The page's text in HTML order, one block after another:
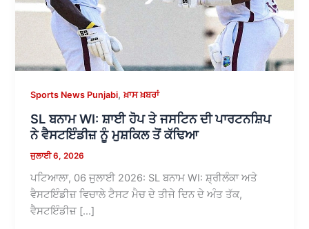
Sports News Punjabi,ਖ਼ਾਸ ਖ਼ਬਰਾਂ
SL ਬਨਾਮ WI: ਸ਼ਾਈ ਹੋਪ ਤੇ ਜਸਟਿਨ ਦੀ ਪਾਰਟਨਸ਼ਿਪ
ਨੇ ਵੈਸਟਇੰਡੀਜ਼ ਨੂੰ ਮੁਸ਼ਕਿਲ ਤੋਂ ਕੱਢਿਆ
ਜੁਲਾਈ 6, 2026
ਪਟਿਆਲਾ, 06 ਜੁਲਾਈ 2026: SL ਬਨਾਮ WI: ਸ਼੍ਰੀਲੰਕਾ ਅਤੇ
ਵੈਸਟਇੰਡੀਜ਼ ਵਿਚਾਲੇ ਟੈਸਟ ਮੈਚ ਦੇ ਤੀਜੇ ਦਿਨ ਦੇ ਅੰਤ ਤੱਕ,
ਵੈਸਟਇੰਡੀਜ਼ […]